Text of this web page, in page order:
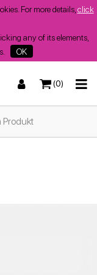
For more details, click
any of its elements,
OK
(0)